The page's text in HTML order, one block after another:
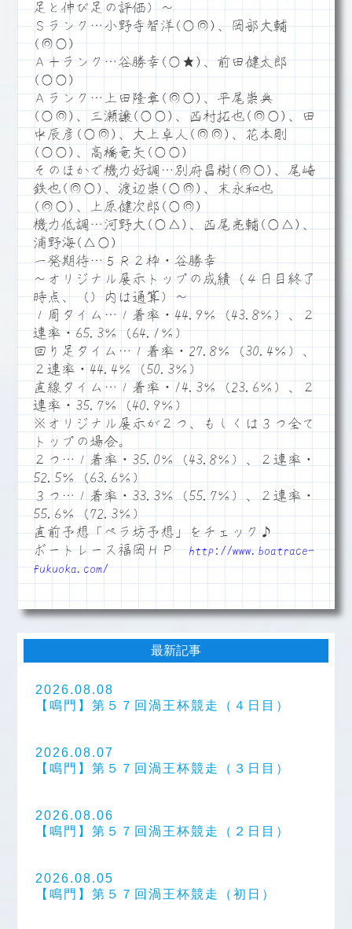
足と伸び足の評価）～
Ｓランク…小野寺智洋(○◎)、岡部大輔
(◎○)
Ａ＋ランク…谷勝幸(○★)、前田健太郎
(○○)
Ａランク…上田隆章(◎○)、平尾崇典
(○◎)、三瀬譲(○○)、西村拓也(◎○)、田
中辰彦(○◎)、大上卓人(◎◎)、花本剛
(○○)、高橋竜矢(○○)
そのほかで機力好調…別府昌樹(◎○)、尾崎
鉄也(◎○)、渡辺崇(○◎)、末永和也
(◎○)、上原健次郎(○◎)
機力低調…河野大(○△)、西尾亮輔(○△)、
浦野海(△○)
一発期待…５Ｒ２枠・谷勝幸
～オリジナル展示トップの成績（４日目終了
時点、（）内は通算）～
１周タイム…１着率・44.9％（43.8％）、２
連率・65.3％（64.1％）
回り足タイム…１着率・27.8％（30.4％）、
２連率・44.4％（50.3％）
直線タイム…１着率・14.3％（23.6％）、２
連率・35.7％（40.9％）
※オリジナル展示が２つ、もしくは３つ全て
トップの場合。
２つ…１着率・35.0％（43.8％）、２連率・
52.5％（63.6％）
３つ…１着率・33.3％（55.7％）、２連率・
55.6％（72.3％）
直前予想「ペラ坊予想」をチェック♪
ボートレース福岡ＨＰhttp://www.boatrace-
fukuoka.com/
最新記事
2026.08.08
【鳴門】第５７回渦王杯競走（４日目）
2026.08.07
【鳴門】第５７回渦王杯競走（３日目）
2026.08.06
【鳴門】第５７回渦王杯競走（２日目）
2026.08.05
【鳴門】第５７回渦王杯競走（初日）